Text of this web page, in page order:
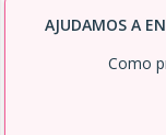
AJUDAMOS A
Como